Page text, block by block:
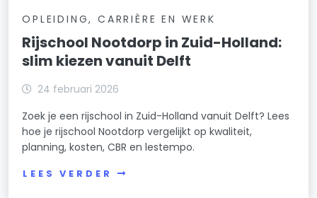
OPLEIDING, CARRIÈRE EN WERK
Rijschool Nootdorp in Zuid-Holland:
slim kiezen vanuit Delft
24 februari 2026
Zoek je een rijschool in Zuid-Holland vanuit Delft? Lees
hoe je rijschool Nootdorp vergelijkt op kwaliteit,
planning, kosten, CBR en lestempo.
LEES VERDER